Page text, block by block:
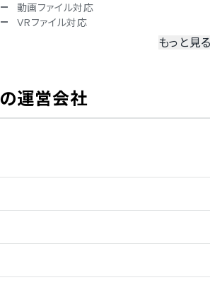
動画ファイル対応
VRファイル対応
受講者間のメッセージ機能
データのCSV出力機能
もっと見
の運営会社